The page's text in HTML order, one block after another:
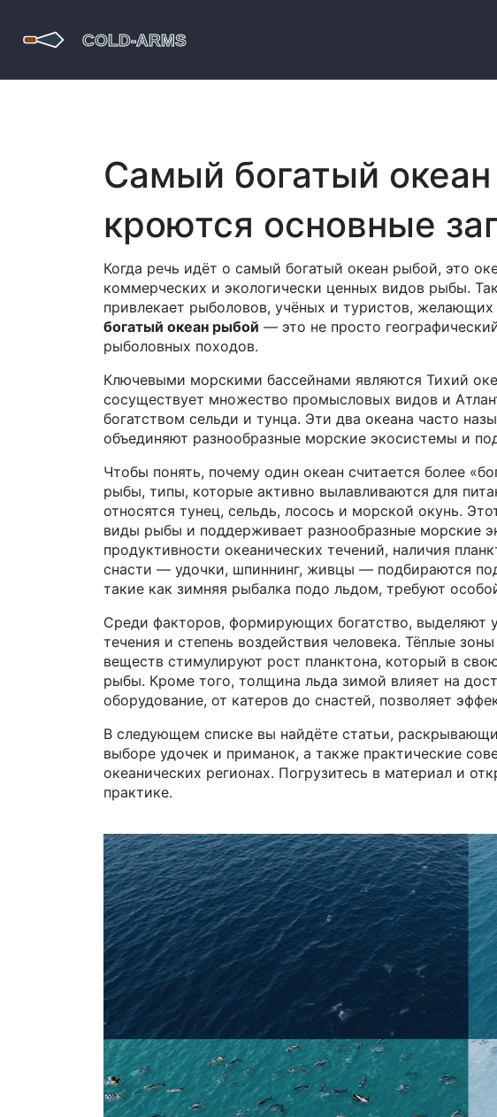
Самый богатый
кроются основные
Когда речь идёт о самый богатый океан рыбой, это
коммерческих и экологически ценных видов рыбы.
привлекает рыболовов, учёных и туристов, желающих
богатый океан рыбой — это не просто
рыболовных походов.
Ключевыми морскими бассейнами являются Тихий
сосуществует множество промысловых видов и
богатством сельди и тунца. Эти два океана часто
объединяют разнообразные морские экосистемы и
Чтобы понять, почему один океан считается более
рыбы, типы, которые активно вылавливаются для
относятся тунец, сельдь, лосось и морской окунь.
виды рыбы и поддерживает разнообразные морские
продуктивности океанических течений, наличия
снасти — удочки, шпиннинг, живцы — подбираются
такие как зимняя рыбалка подо льдом, требуют
Среди факторов, формирующих богатство, выделяют
течения и степень воздействия человека. Тёплые
веществ стимулируют рост планктона, который в
рыбы. Кроме того, толщина льда зимой влияет на
оборудование, от катеров до снастей, позволяет
В следующем списке вы найдёте статьи,
выборе удочек и приманок, а также практические
океанических регионах. Погрузитесь в материал и
практике.